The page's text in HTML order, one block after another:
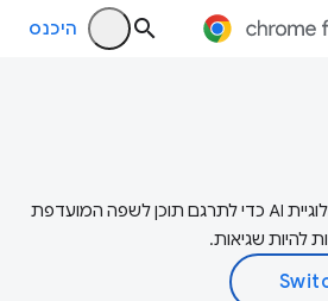
היכנס
‫Google משתמשת בטכנולוגיית AI כדי לתרגם תוכן לשפה המועדפת
להיות שגיאות.